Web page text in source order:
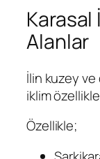
Alanlar
İlin kuzey
iklim
Özellikle;